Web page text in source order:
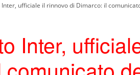
ufficiale il rinnovo di Dimarco: il
Inter,